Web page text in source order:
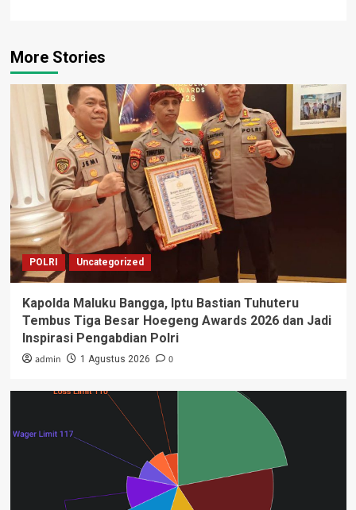
More Stories
POLRI Uncategorized
Kapolda Maluku Bangga, Iptu Bastian Tuhuteru
Tembus Tiga Besar Hoegeng Awards 2026 dan Jadi
Inspirasi Pengabdian Polri
admin 1 Agustus 2026 0